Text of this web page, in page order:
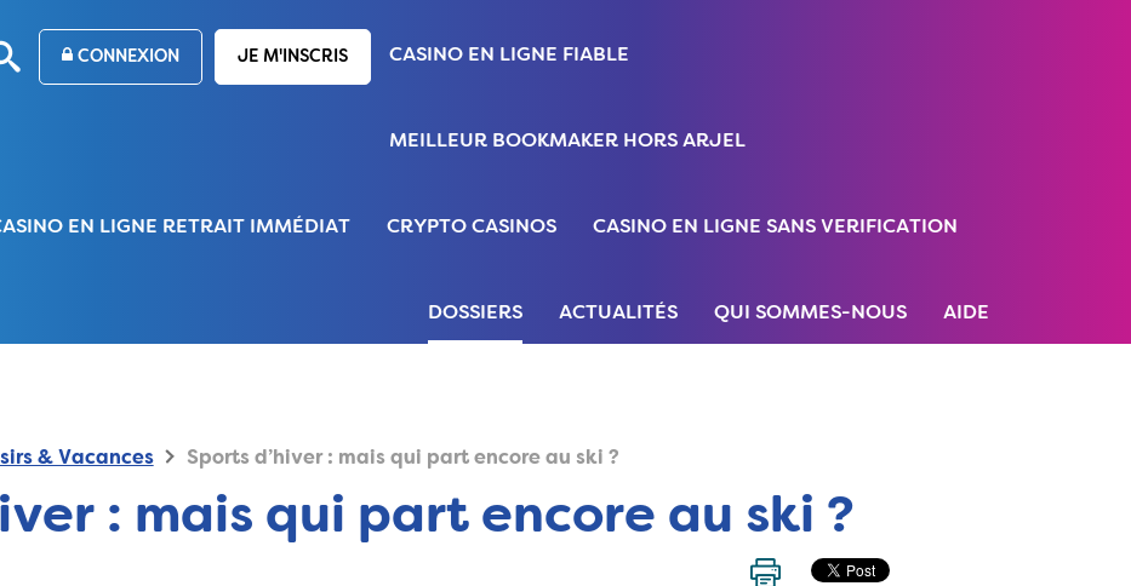
CONNEXION JE M'INSCRIS CASINO EN LIGNE FIABLE
MEILLEUR BOOKMAKER HORS ARJEL
EN LIGNE RETRAIT IMMÉDIAT CRYPTO CASINOS CASINO EN LIGNE SANS VERIFICATION
DOSSIERS ACTUALITÉS QUI SOMMES-NOUS AIDE
& Vacances Sports d’hiver : mais qui part encore au ski ?
: mais qui part encore au ski ?